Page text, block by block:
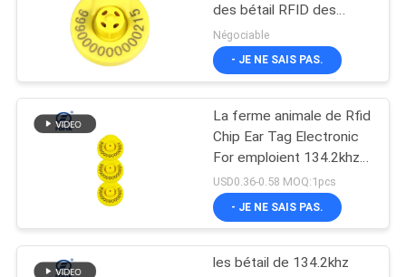
des bétail RFID des
moutons 134.2Khz
Négociable
- JE NE SAIS PAS.
La ferme animale de Rfid
Chip Ear Tag Electronic
For emploient 134.2khz
FDX-B
USD0.36-0.58 MOQ:1pcs
- JE NE SAIS PAS.
les bétail de 134.2khz